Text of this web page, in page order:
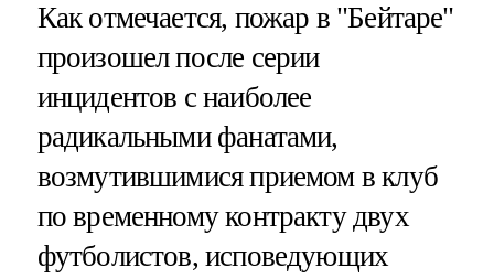
Как отмечается, пожар в "Бейтаре"
произошел после серии
инцидентов с наиболее
радикальными фанатами,
возмутившимися приемом в клуб
по временному контракту двух
футболистов, исповедующих